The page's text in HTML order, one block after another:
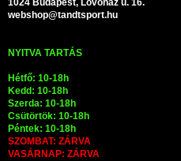
1024 Budapest, Lövőház u. 16.
webshop@tandtsport.hu
NYITVA TARTÁS
Hétfő: 10-18h
Kedd: 10-18h
Szerda: 10-18h
Csütörtök: 10-18h
Péntek: 10-18h
SZOMBAT: ZÁRVA
VASÁRNAP: ZÁRVA